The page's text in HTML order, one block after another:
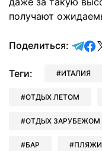
получают
Поделиться:
Теги: ИТАЛИЯ
ОТДЫХ ЛЕТОМ
ОТДЫХ ЗАРУБЕЖОМ
БАР ПЛЯЖИ